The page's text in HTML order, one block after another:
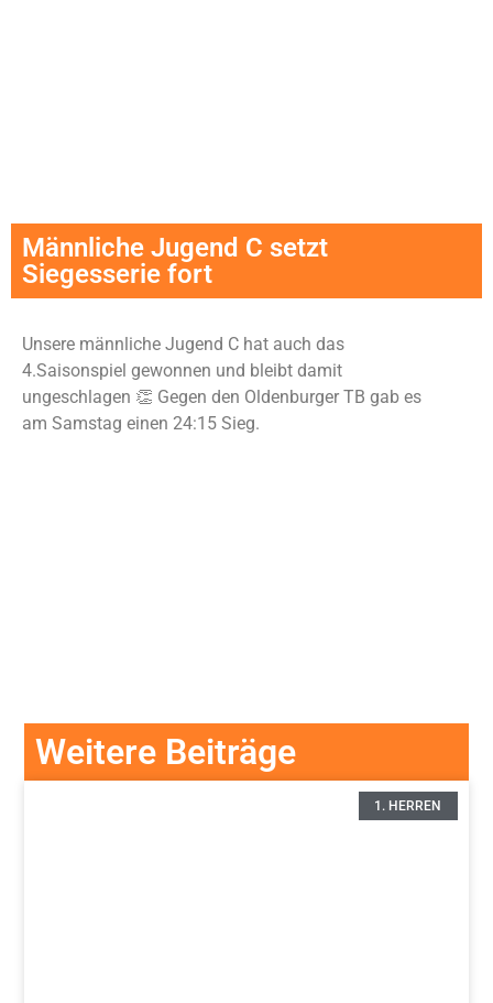
Männliche Jugend C setzt
Siegesserie fort
Unsere männliche Jugend C hat auch das
4.Saisonspiel gewonnen und bleibt damit
ungeschlagen 👏 Gegen den Oldenburger TB gab es
am Samstag einen 24:15 Sieg.
Weitere Beiträge
1. HERREN